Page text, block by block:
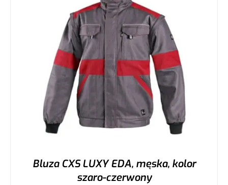
Bluza CXS LUXY EDA, męska, kolor
szaro-czerwony